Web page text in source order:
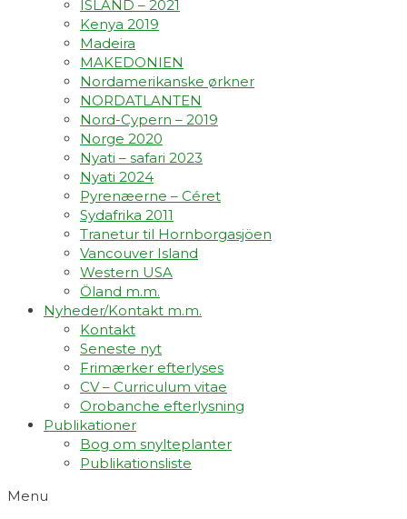
ISLAND – 2021
Kenya 2019
Madeira
MAKEDONIEN
Nordamerikanske ørkner
NORDATLANTEN
Nord-Cypern – 2019
Norge 2020
Nyati – safari 2023
Nyati 2024
Pyrenæerne – Céret
Sydafrika 2011
Tranetur til Hornborgasjöen
Vancouver Island
Western USA
Öland m.m.
Nyheder/Kontakt m.m.
Kontakt
Seneste nyt
Frimærker efterlyses
CV – Curriculum vitae
Orobanche efterlysning
Publikationer
Bog om snylteplanter
Publikationsliste
Menu